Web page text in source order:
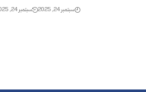
سبتمبر 24, 2025 سبتمبر 24, 2025